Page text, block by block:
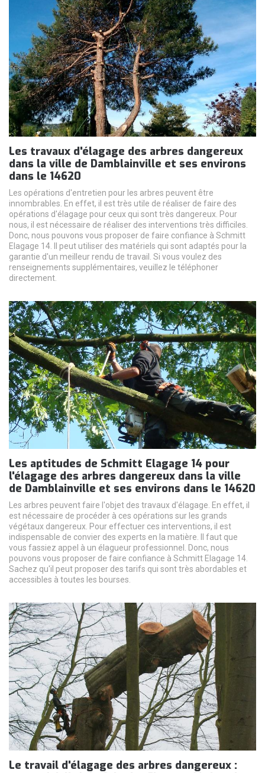
Les travaux d'élagage des arbres dangereux
dans la ville de Damblainville et ses environs
dans le 14620
Les opérations d'entretien pour les arbres peuvent être
innombrables. En effet, il est très utile de réaliser de faire des
opérations d'élagage pour ceux qui sont très dangereux. Pour
nous, il est nécessaire de réaliser des interventions très difficiles.
Donc, nous pouvons vous proposer de faire confiance à Schmitt
Elagage 14. Il peut utiliser des matériels qui sont adaptés pour la
garantie d'un meilleur rendu de travail. Si vous voulez des
renseignements supplémentaires, veuillez le téléphoner
directement.
Les aptitudes de Schmitt Elagage 14 pour
l'élagage des arbres dangereux dans la ville
de Damblainville et ses environs dans le 14620
Les arbres peuvent faire l'objet des travaux d'élagage. En effet, il
est nécessaire de procéder à ces opérations sur les grands
végétaux dangereux. Pour effectuer ces interventions, il est
indispensable de convier des experts en la matière. Il faut que
vous fassiez appel à un élagueur professionnel. Donc, nous
pouvons vous proposer de faire confiance à Schmitt Elagage 14.
Sachez qu'il peut proposer des tarifs qui sont très abordables et
accessibles à toutes les bourses.
Le travail d'élagage des arbres dangereux :